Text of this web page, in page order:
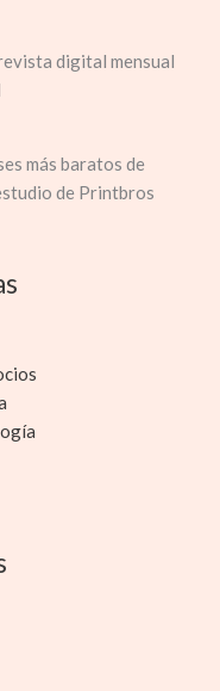
digital mensual
más baratos de
de Printbros